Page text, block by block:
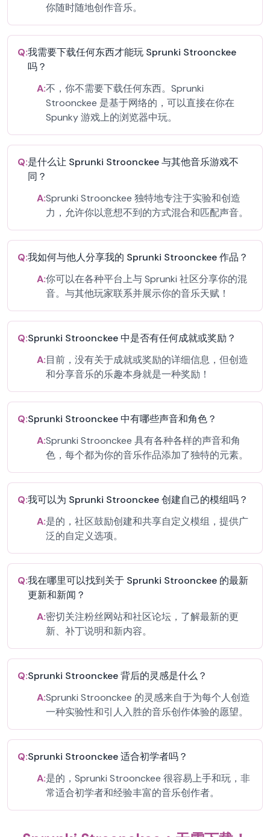
你随时随地创作音乐。
Q:我需要下载任何东西才能玩 Sprunki Stroonckee
吗？
A:不，你不需要下载任何东西。Sprunki
Stroonckee 是基于网络的，可以直接在你在
Spunky 游戏上的浏览器中玩。
Q:是什么让 Sprunki Stroonckee 与其他音乐游戏不
同？
A:Sprunki Stroonckee 独特地专注于实验和创造
力，允许你以意想不到的方式混合和匹配声音。
Q:我如何与他人分享我的 Sprunki Stroonckee 作品？
A:你可以在各种平台上与 Sprunki 社区分享你的混
音。与其他玩家联系并展示你的音乐天赋！
Q:Sprunki Stroonckee 中是否有任何成就或奖励？
A:目前，没有关于成就或奖励的详细信息，但创造
和分享音乐的乐趣本身就是一种奖励！
Q:Sprunki Stroonckee 中有哪些声音和角色？
A:Sprunki Stroonckee 具有各种各样的声音和角
色，每个都为你的音乐作品添加了独特的元素。
Q:我可以为 Sprunki Stroonckee 创建自己的模组吗？
A:是的，社区鼓励创建和共享自定义模组，提供广
泛的自定义选项。
Q:我在哪里可以找到关于 Sprunki Stroonckee 的最新
更新和新闻？
A:密切关注粉丝网站和社区论坛，了解最新的更
新、补丁说明和新内容。
Q:Sprunki Stroonckee 背后的灵感是什么？
A:Sprunki Stroonckee 的灵感来自于为每个人创造
一种实验性和引人入胜的音乐创作体验的愿望。
Q:Sprunki Stroonckee 适合初学者吗？
A:是的，Sprunki Stroonckee 很容易上手和玩，非
常适合初学者和经验丰富的音乐创作者。